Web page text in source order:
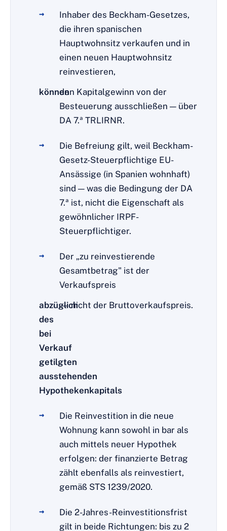
Inhaber des Beckham-Gesetzes,
die ihren spanischen
Hauptwohnsitz verkaufen und in
einen neuen Hauptwohnsitz
reinvestieren,
könnenden Kapitalgewinn von der
Besteuerung ausschließen — über
DA 7.ª TRLIRNR.
Die Befreiung gilt, weil Beckham-
Gesetz-Steuerpflichtige EU-
Ansässige (in Spanien wohnhaft)
sind — was die Bedingung der DA
7.ª ist, nicht die Eigenschaft als
gewöhnlicher IRPF-
Steuerpflichtiger.
Der „zu reinvestierende
Gesamtbetrag" ist der
Verkaufspreis
abzüglich
des
bei
Verkauf
getilgten
ausstehenden
Hypothekenkapitals
— nicht der Bruttoverkaufspreis.
Die Reinvestition in die neue
Wohnung kann sowohl in bar als
auch mittels neuer Hypothek
erfolgen: der finanzierte Betrag
zählt ebenfalls als reinvestiert,
gemäß STS 1239/2020.
Die 2-Jahres-Reinvestitionsfrist
gilt in beide Richtungen: bis zu 2